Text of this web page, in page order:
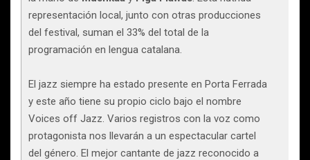
representación local, junto con otras producciones
del festival, suman el 33% del total de la
programación en lengua catalana.
El jazz siempre ha estado presente en Porta Ferrada
y este año tiene su propio ciclo bajo el nombre
Voices off Jazz. Varios registros con la voz como
protagonista nos llevarán a un espectacular cartel
del género. El mejor cantante de jazz reconocido a